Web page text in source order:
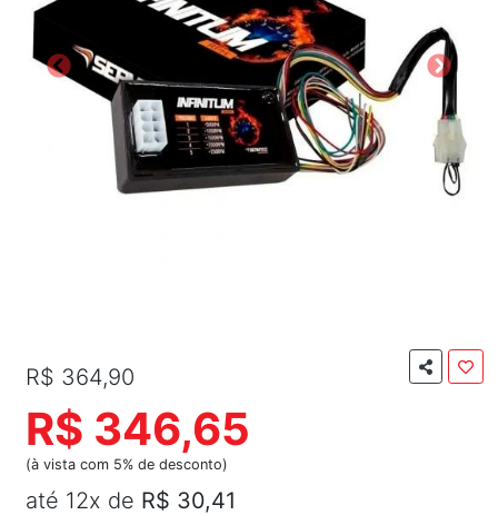
R$ 364,90
R$ 346,65
(à vista com 5% de desconto)
até 12x de R$ 30,41